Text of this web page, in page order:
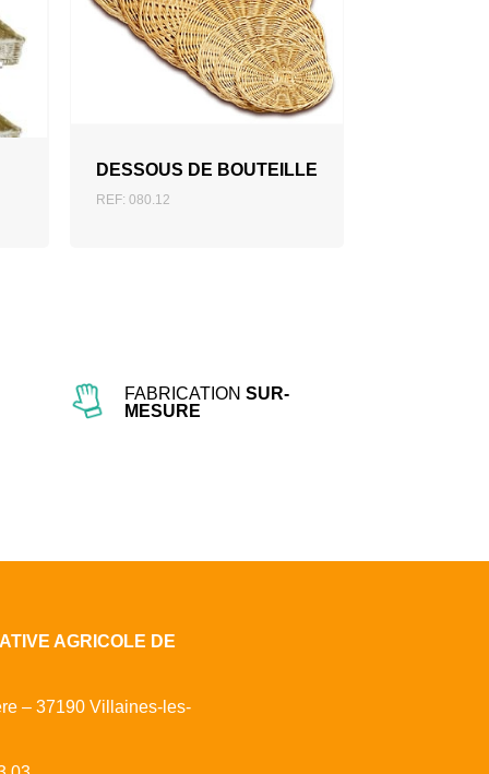
DESSOUS DE BOUTEILLE
REF: 080.12
AJOUTER AU DEVIS
FABRICATION SUR-
MESURE
AGRICOLE DE
– 37190 Villaines-les-